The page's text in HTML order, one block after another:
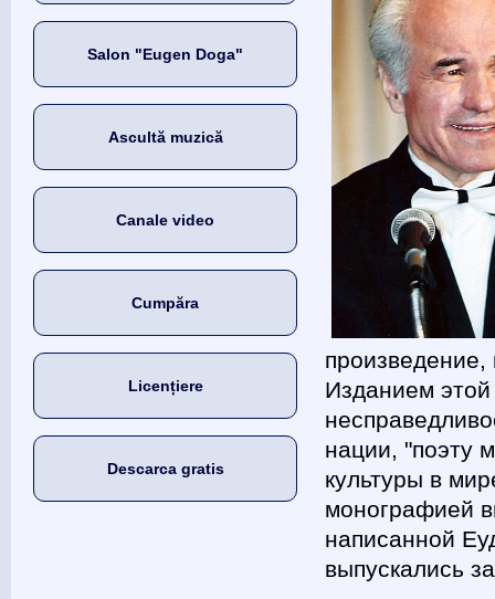
Salon "Eugen Doga"
Ascultă muzică
Canale video
Cumpăra
Licențiere
Descarca gratis
Изданием
нации, "поэту
культуры в
монографией
написанной
выпускались